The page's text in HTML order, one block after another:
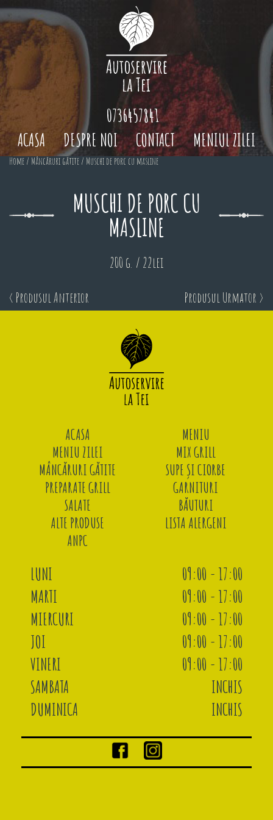
ACASA DESPRE NOI CONTACT MENIUL ZILEI
0736457841
Home / Mâncăruri gătite / Muschi de porc cu masline
MUSCHI DE PORC CU
MASLINE
200 g. / 22lei
< Produsul Anterior Produsul Urmator >
ACASA
MENIU
MENIU ZILEI
MIX GRILL
MÂNCĂRURI GĂTITE
SUPE ȘI CIORBE
PREPARATE GRILL
GARNITURI
SALATE
BĂUTURI
ALTE PRODUSE
LISTA ALERGENI
ANPC
LUNI
09:00 - 17:00
MARTI
09:00 - 17:00
MIERCURI
09:00 - 17:00
JOI
09:00 - 17:00
VINERI
09:00 - 17:00
SAMBATA
INCHIS
DUMINICA
INCHIS